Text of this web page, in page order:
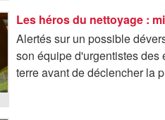
Les héros du nettoyage :
Alertés sur un possible
son équipe d'urgentistes
terre avant de déclencher la